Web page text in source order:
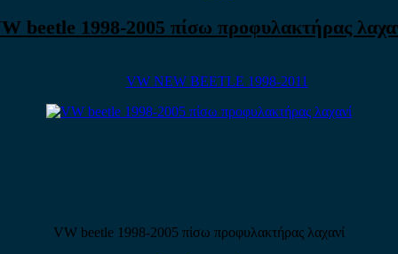
beetle 1998-2005 πίσω προφυλακτήρας
VW NEW BEETLE 1998-2011
VW beetle 1998-2005 πίσω προφυλακτήρας λαχανί